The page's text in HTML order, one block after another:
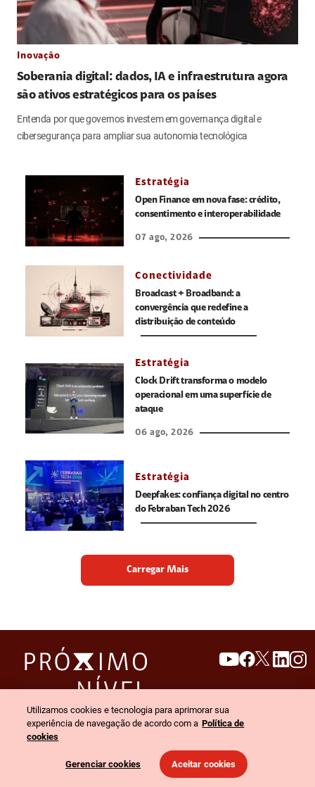
Inovação
Soberania digital: dados, IA e infraestrutura agora
são ativos estratégicos para os países
Entenda por que governos investem em governança digital e
cibersegurança para ampliar sua autonomia tecnológica
Estratégia
Open Finance em nova fase: crédito,
consentimento e interoperabilidade
07 ago, 2026
Conectividade
Broadcast + Broadband: a
convergência que redefine a
distribuição de conteúdo
Estratégia
Clock Drift transforma o modelo
operacional em uma superfície de
ataque
06 ago, 2026
Estratégia
Deepfakes: confiança digital no centro
do Febraban Tech 2026
Carregar Mais
search
© 2026 Claro empresas. Todos os direitos reservados.
Política de privacidade
Utilizamos cookies e tecnologia para aprimorar sua
experiência de navegação de acordo com a Política de
cookies
Gerenciar cookies Aceitar cookies